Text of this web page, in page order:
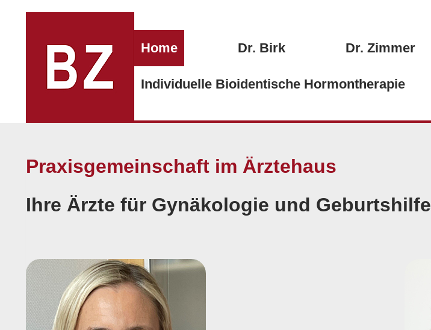
Home Dr. Birk Dr. Zimmer
Individuelle Bioidentische Hormontherapie
Praxisgemeinschaft im Ärztehaus
Ihre Ärzte für Gynäkologie und Geburtshilfe